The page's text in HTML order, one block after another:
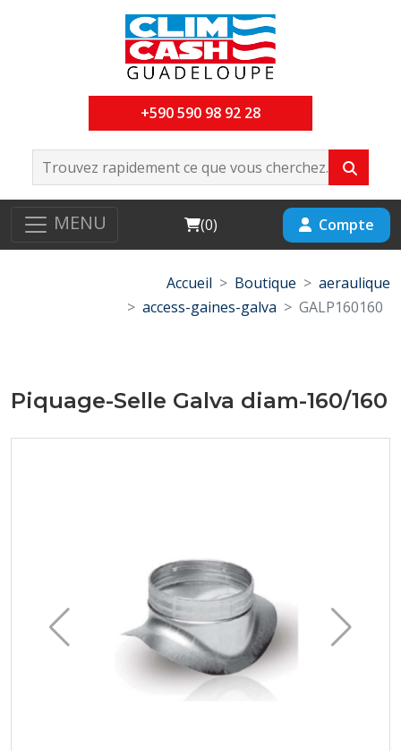
+590 590 98 92 28
MENU Cart
(0) Compte
Accueil Boutique
aeraulique
access-gaines-galva
GALP160160
Piquage-Selle Galva diam-160/160